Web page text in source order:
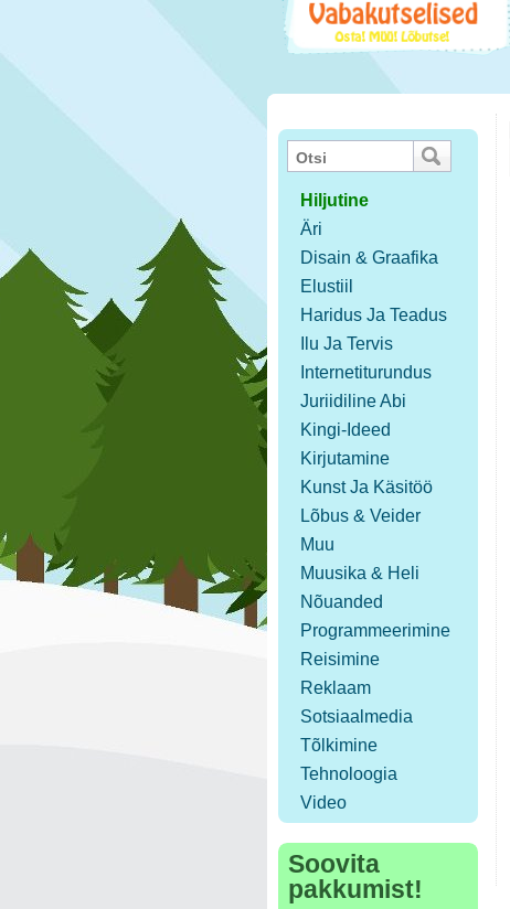
Hiljutine
Äri
Disain & Graafika
Elustiil
Haridus Ja Teadus
Ilu Ja Tervis
Internetiturundus
Juriidiline Abi
Kingi-Ideed
Kirjutamine
Kunst Ja Käsitöö
Lõbus & Veider
Muu
Muusika & Heli
Nõuanded
Programmeerimine
Reisimine
Reklaam
Sotsiaalmedia
Tõlkimine
Tehnoloogia
Video
Soovita
pakkumist!